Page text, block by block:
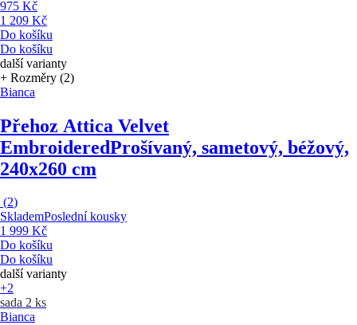
975 Kč
1 209 Kč
Do košíku
Do košíku
další varianty
+ Rozměry (2)
Bianca
Přehoz Attica Velvet
EmbroideredProšívaný, sametový, béžový,
240x260 cm
(2)
SklademPoslední kousky
1 999 Kč
Do košíku
Do košíku
další varianty
+2
sada 2 ks
Bianca